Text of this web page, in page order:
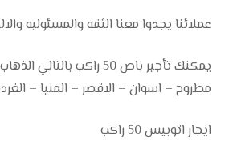
عملائنا يجدوا معنا الثقه والمسئوليه
يمكنك تأجير باص 50
مطروح – اسوان – الاقصر – المنيا –
ايجار اتوبيس 50 راكب